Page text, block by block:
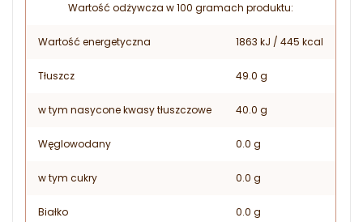
Wartość odżywcza w 100 gramach produktu:
Wartość energetyczna 1863 kJ / 445 kcal
Tłuszcz 49.0 g
w tym nasycone kwasy tłuszczowe 40.0 g
Węglowodany 0.0 g
w tym cukry 0.0 g
Białko 0.0 g